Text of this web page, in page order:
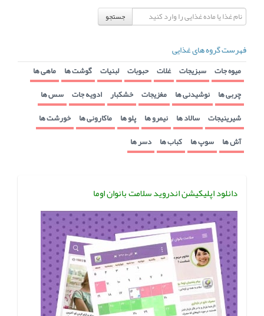
جستجو
فهرست گروه های غذایی
میوه جات سبزیجات غلات حبوبات لبنیات گوشت ها ماهی ها
چربی ها نوشیدنی ها مغزیجات خشکبار ادویه جات سس ها
شیرینیجات سالاد ها نیمرو ها پلو ها ماکارونی ها خورشت ها
آش ها سوپ ها کباب ها دسر ها
دانلود اپلیکیشن اندروید سلامت بانوان اوما